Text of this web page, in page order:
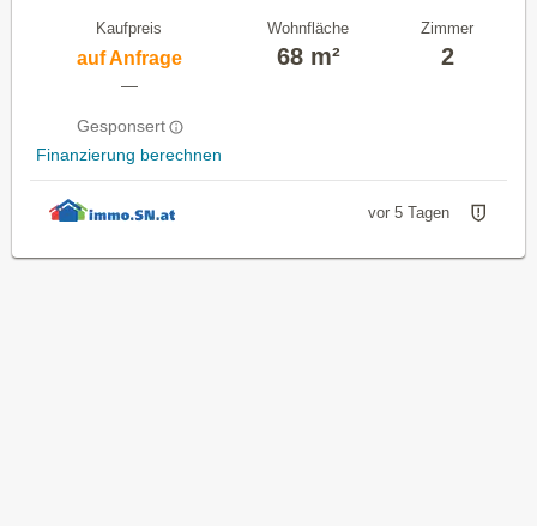
Kaufpreis
auf Anfrage
—
Gesponsert
Finanzierung berechnen
Wohnfläche
68 m²
Zimmer
2
vor 5 Tagen